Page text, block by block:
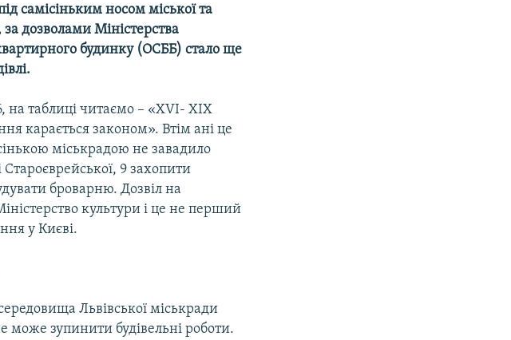
самісіньким носом міської та
дозволами Міністерства
будинку (ОСББ) стало ще
на таблиці читаємо – «XVI- XIX
карається законом». Втім ані це
міськрадою не завадило
9 захопити
броварню. Дозвіл на
культури і це не перший
у Києві.
Львівської міськради
може зупинити будівельні роботи.